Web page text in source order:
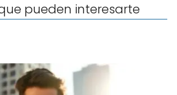
pueden interesarte